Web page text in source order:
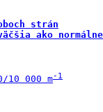
strán
ako normálne
10 000 m